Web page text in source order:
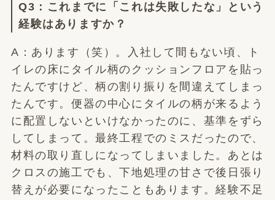
Q3：これまでに「これは失敗したな」という
経験はありますか？
A：あります（笑）。入社して間もない頃、ト
イレの床にタイル柄のクッションフロアを貼っ
たんですけど、柄の割り振りを間違えてしまっ
たんです。便器の中心にタイルの柄が来るよう
に配置しないといけなかったのに、基準をずら
してしまって。最終工程でのミスだったので、
材料の取り直しになってしまいました。あとは
クロスの施工でも、下地処理の甘さで後日張り
替えが必要になったこともあります。経験不足